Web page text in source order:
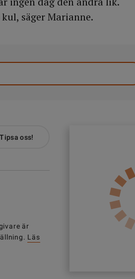
säger Marianne.
Tipsa oss!
är
Läs